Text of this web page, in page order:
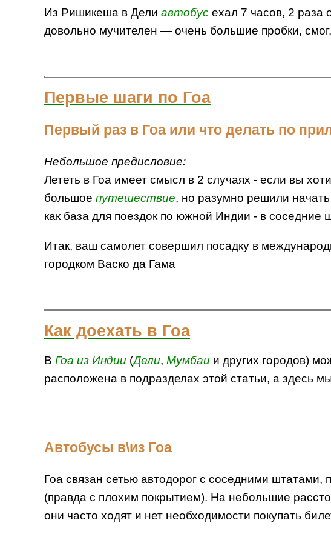
Из Ришикеша в Дели автобусехал 7 часов, 2 раза
довольно мучителен — очень большие пробки,
Первые шаги по Гоа
Первый раз в Гоа или что делать по
Небольшое предисловие:
Лететь в Гоа имеет смысл в 2 случаях - если вы
большое путешествие, но разумно решили
как база для поездок по южной Индии - в соседние
Итак, ваш самолет совершил посадку в
городком Васко да Гама
Как доехать в Гоа
В Гоа из Индии (Дели, Мумбаи и других городов)
расположена в подразделах этой статьи, а здесь
Автобусы в\из Гоа
Гоа связан сетью автодорог с соседними
(правда с плохим покрытием). На небольшие
они часто ходят и нет необходимости покупать